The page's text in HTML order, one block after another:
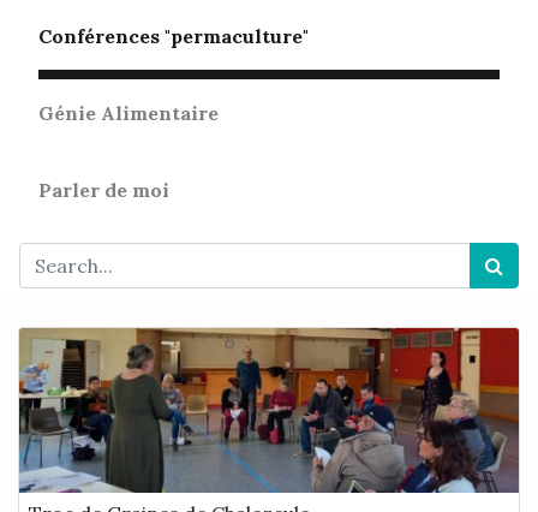
Conférences "permaculture"
Génie Alimentaire
Parler de moi